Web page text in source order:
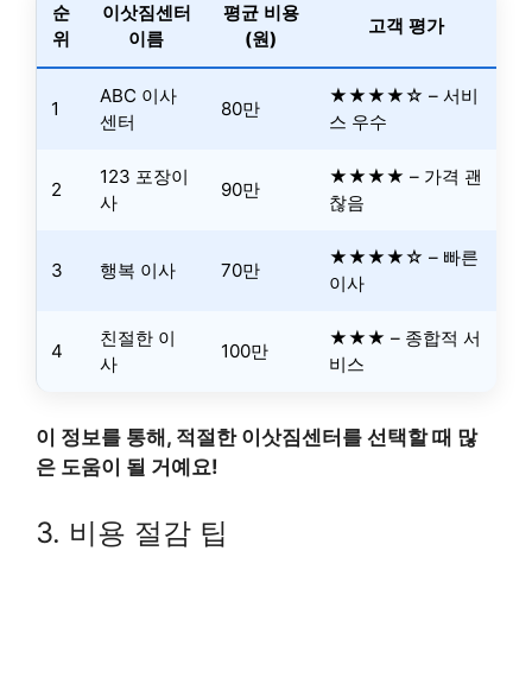
순
위
이삿짐센터
이름
평균 비용
(원)
고객 평가
1
ABC 이사
센터
80만
★★★★☆ – 서비
스 우수
2
123 포장이
사
90만
★★★★ – 가격 괜
찮음
3 행복 이사 70만
★★★★☆ – 빠른
이사
4
친절한 이
사
100만
★★★ – 종합적 서
비스
이 정보를 통해, 적절한 이삿짐센터를 선택할 때 많
은 도움이 될 거예요!
3. 비용 절감 팁